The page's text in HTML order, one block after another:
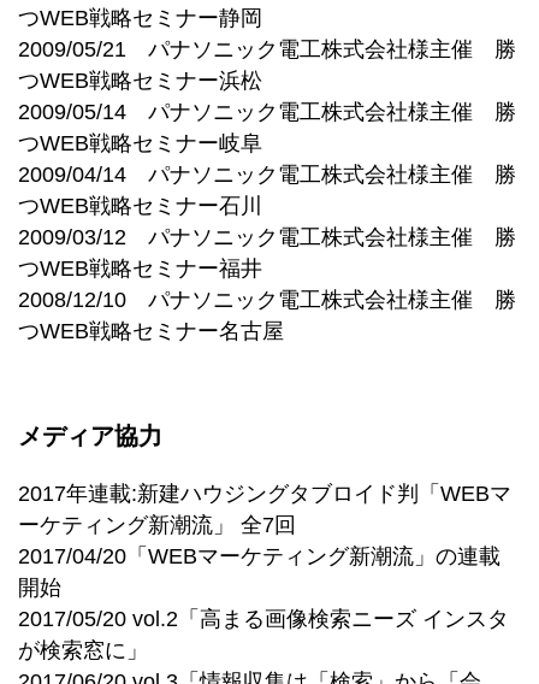
つWEB戦略セミナー静岡
2009/05/21 パナソニック電工株式会社様主催 勝
つWEB戦略セミナー浜松
2009/05/14 パナソニック電工株式会社様主催 勝
つWEB戦略セミナー岐阜
2009/04/14 パナソニック電工株式会社様主催 勝
つWEB戦略セミナー石川
2009/03/12 パナソニック電工株式会社様主催 勝
つWEB戦略セミナー福井
2008/12/10 パナソニック電工株式会社様主催 勝
つWEB戦略セミナー名古屋
メディア協力
2017年連載:新建ハウジングタブロイド判「WEBマ
ーケティング新潮流」 全7回
2017/04/20「WEBマーケティング新潮流」の連載
開始
2017/05/20 vol.2「高まる画像検索ニーズ インスタ
が検索窓に」